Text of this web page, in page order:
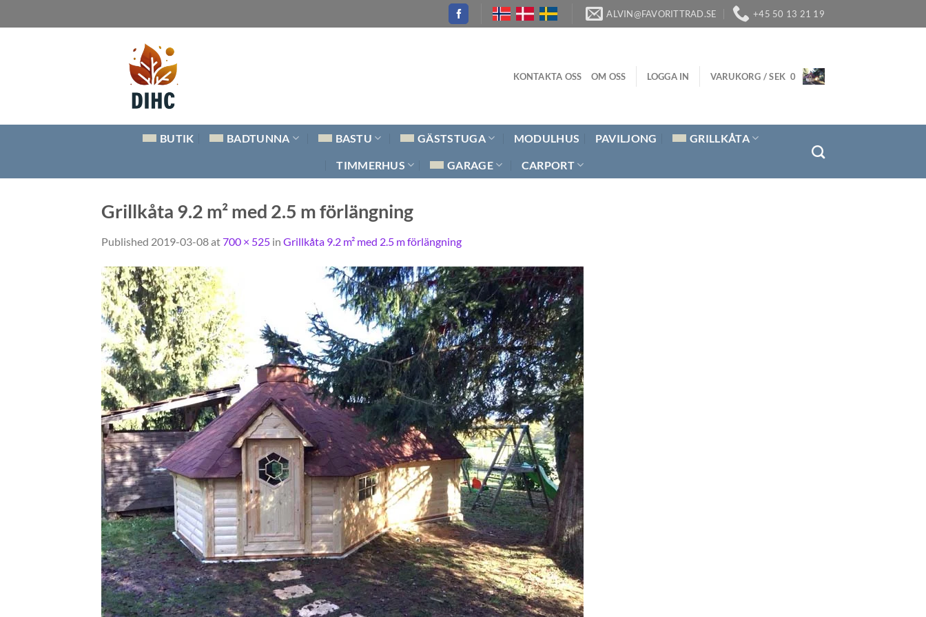
to
ALVIN@FAVORITTRAD.SE +45 50 13 21 19
KONTAKTA OSS OM OSS LOGGA IN VARUKORG /SEK 0
BUTIK BADTUNNA BASTU GÄSTSTUGA MODULHUS PAVILJONG GRILLKÅTA
TIMMERHUS GARAGE CARPORT
Grillkåta 9.2 m² med 2.5 m förlängning
Published 2019-03-08at700 × 525 in Grillkåta 9.2 m² med 2.5 m förlängning